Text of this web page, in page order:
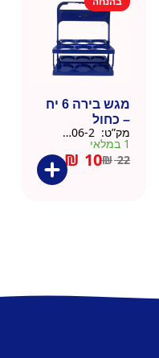
מגש בירה 6 יח
– כחול
מק”ט:
1 במלאי
₪22
₪ 10